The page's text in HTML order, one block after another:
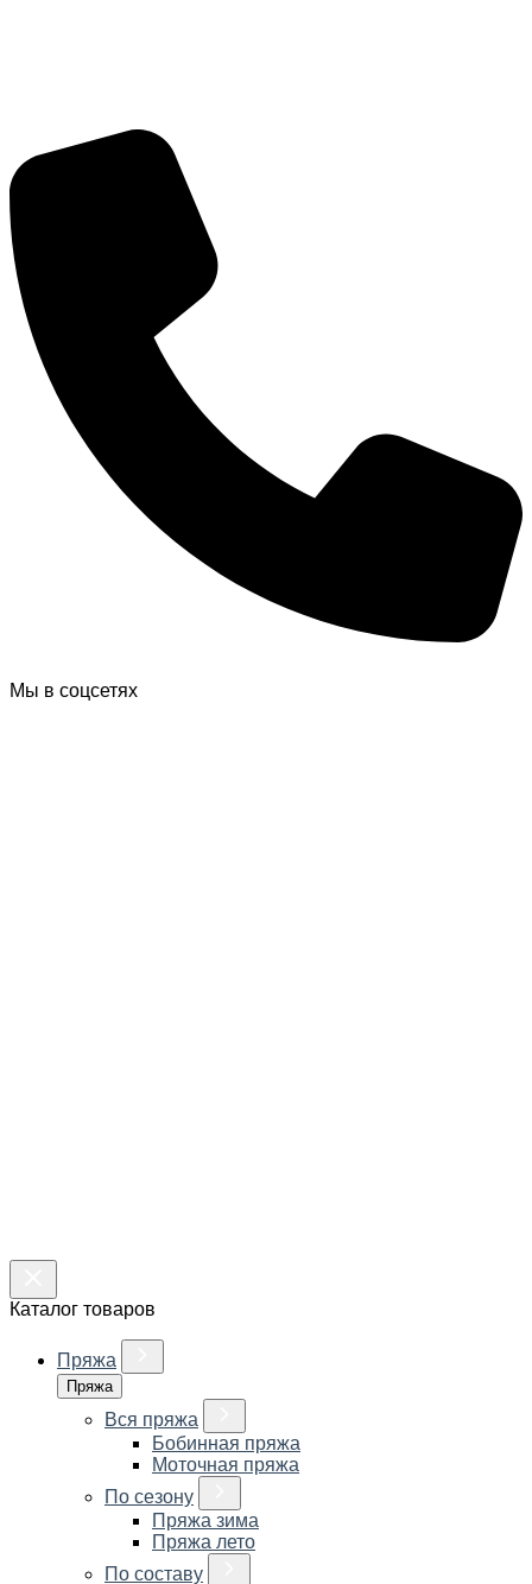
Мы в соцсетях
Каталог товаров
Пряжа
Пряжа
Вся пряжа
Бобинная пряжа
Моточная пряжа
По сезону
Пряжа зима
Пряжа лето
По составу